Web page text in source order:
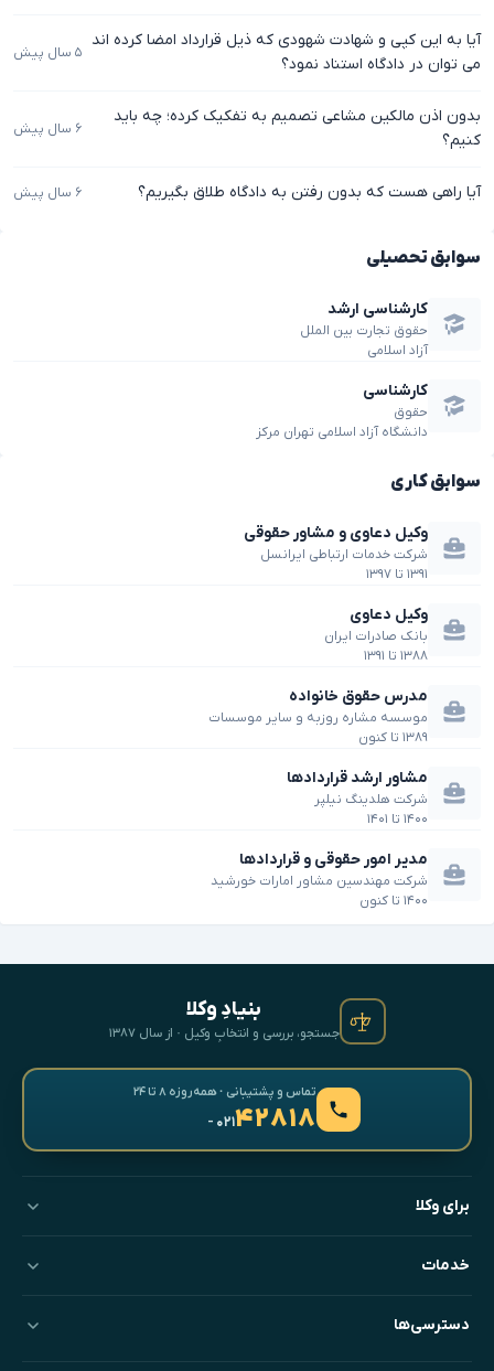
آیا به این کپی و شهادت شهودی که ذیل قرارداد امضا کرده اند
می توان در دادگاه استناد نمود؟
۵ سال پیش
بدون اذن مالکین مشاعی تصمیم به تفکیک کرده؛ چه باید
کنیم؟
۶ سال پیش
آیا راهی هست که بدون رفتن به دادگاه طلاق بگیریم؟ ۶ سال پیش
سوابق تحصیلی
کارشناسی ارشد
حقوق تجارت بین الملل
آزاد اسلامی
کارشناسی
حقوق
دانشگاه آزاد اسلامی تهران مرکز
سوابق کاری
وکیل دعاوی و مشاور حقوقی
شرکت خدمات ارتباطی ایرانسل
۱۳۹۱ تا ۱۳۹۷
وکیل دعاوی
بانک صادرات ایران
۱۳۸۸ تا ۱۳۹۱
مدرس حقوق خانواده
موسسه مشاره روزبه و سایر موسسات
۱۳۸۹ تا کنون
مشاور ارشد قراردادها
شرکت هلدینگ نیلپر
۱۴۰۰ تا ۱۴۰۱
مدیر امور حقوقی و قراردادها
شرکت مهندسین مشاور امارات خورشید
۱۴۰۰ تا کنون
بنیادِ وکلا
جستجو، بررسی و انتخابِ وکیل · از سال ۱۳۸۷
تماس و پشتیبانی · همه‌روزه ۸ تا ۲۴
۴۲۸۱۸- ۰۲۱
برای وکلا
خدمات
دسترسی‌ها